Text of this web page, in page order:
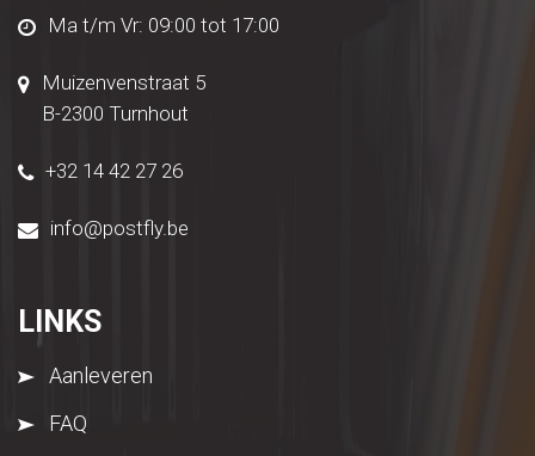
Ma t/m Vr: 09:00 tot 17:00
Muizenvenstraat 5
B-2300 Turnhout
+32 14 42 27 26
info@postfly.be
LINKS
Aanleveren
FAQ